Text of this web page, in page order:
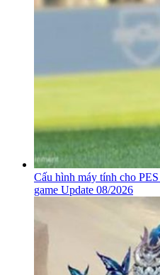
Cấu hình máy tính cho
game Update 08/2026